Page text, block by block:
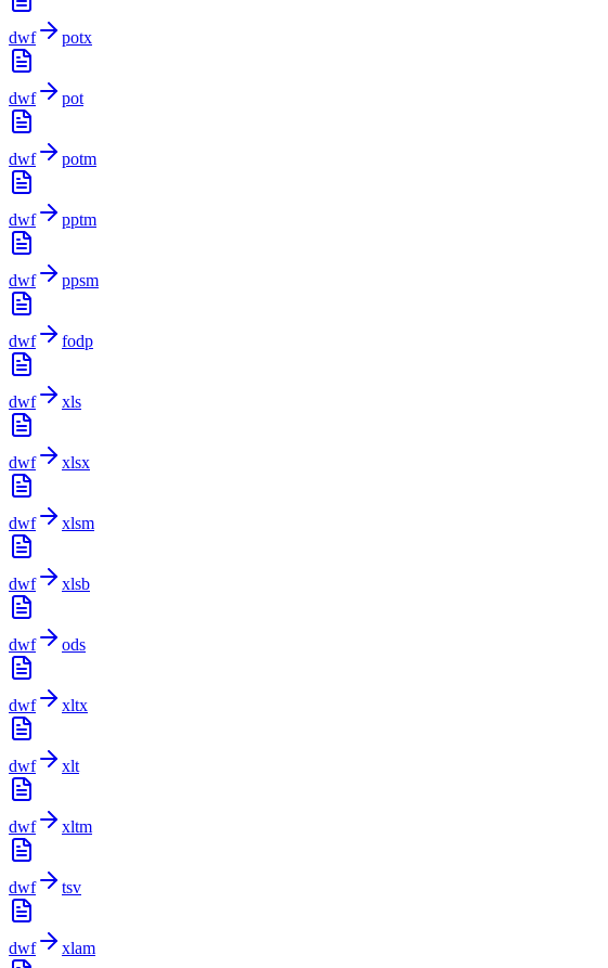
dwf potx
dwf pot
dwf potm
dwf pptm
dwf ppsm
dwf fodp
dwf xls
dwf xlsx
dwf xlsm
dwf xlsb
dwf ods
dwf xltx
dwf xlt
dwf xltm
dwf tsv
dwf xlam